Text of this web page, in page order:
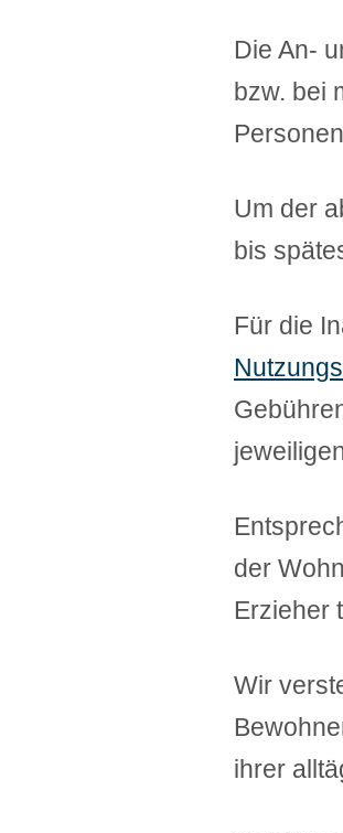
Die An-
bzw. bei
Um der
bis
Für die
der
Erzieher
Wir
ihrer